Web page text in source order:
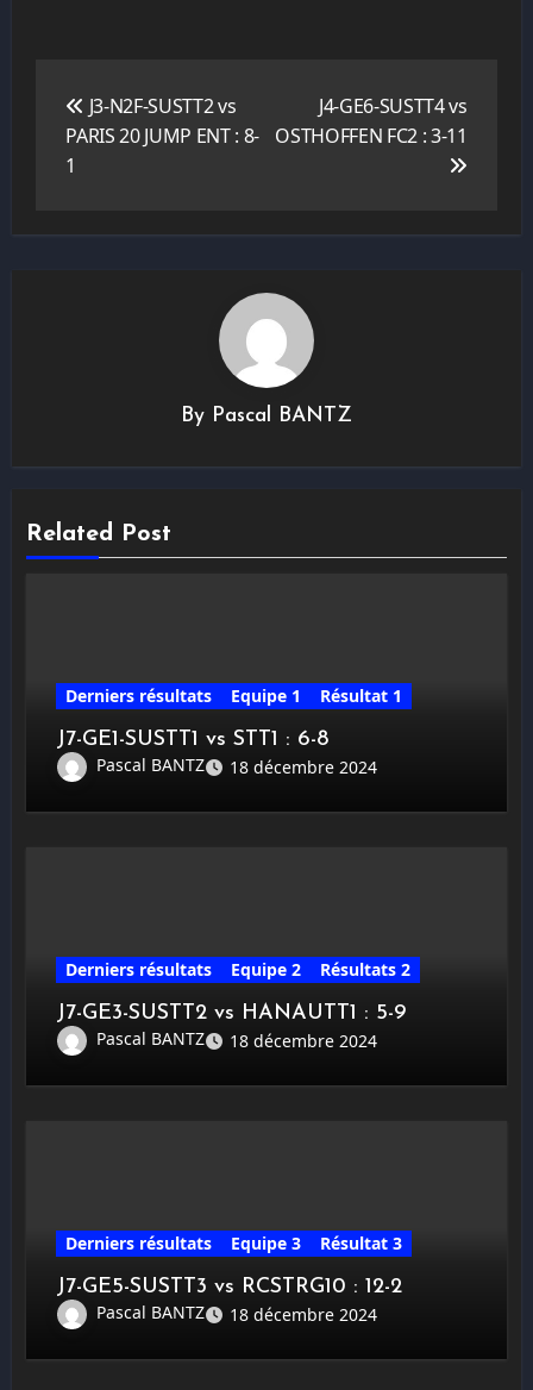
l’article
J3-N2F-SUSTT2 vs
PARIS 20 JUMP ENT : 8-
1
J4-GE6-SUSTT4 vs
OSTHOFFEN FC2 : 3-11
By Pascal BANTZ
Related Post
Derniers résultats Equipe 1
Résultat 1
J7-GE1-SUSTT1 vs STT1 : 6-8
Pascal BANTZ
18 décembre 2024
Derniers résultats Equipe 2
Résultats 2
J7-GE3-SUSTT2 vs HANAUTT1 : 5-9
Pascal BANTZ
18 décembre 2024
Derniers résultats Equipe 3
Résultat 3
J7-GE5-SUSTT3 vs RCSTRG10 : 12-2
Pascal BANTZ
18 décembre 2024